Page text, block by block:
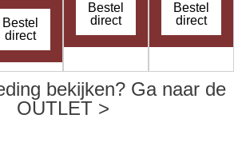
Bestel
direct
Bestel
direct
Bestel
direct
bekijken? Ga naar de
OUTLET >